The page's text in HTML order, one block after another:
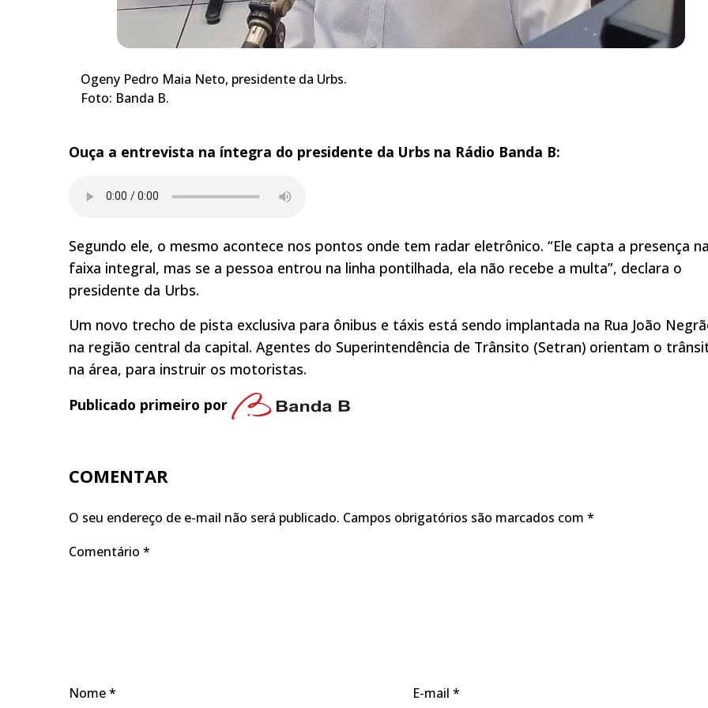
Ogeny Pedro Maia Neto, presidente da Urbs.
Foto: Banda B.
Ouça a entrevista na íntegra do presidente da Urbs na Rádio Banda B:
Segundo ele, o mesmo acontece nos pontos onde tem radar eletrônico. “Ele capta a presença na
faixa integral, mas se a pessoa entrou na linha pontilhada, ela não recebe a multa”, declara o
presidente da Urbs.
Um novo trecho de pista exclusiva para ônibus e táxis está sendo implantada na Rua João
na região central da capital. Agentes do Superintendência de Trânsito (Setran) orientam o
na área, para instruir os motoristas.
Publicado primeiro por
COMENTAR
O seu endereço de e-mail não será publicado. Campos obrigatórios são marcados com *
Comentário *
Nome* E-mail *